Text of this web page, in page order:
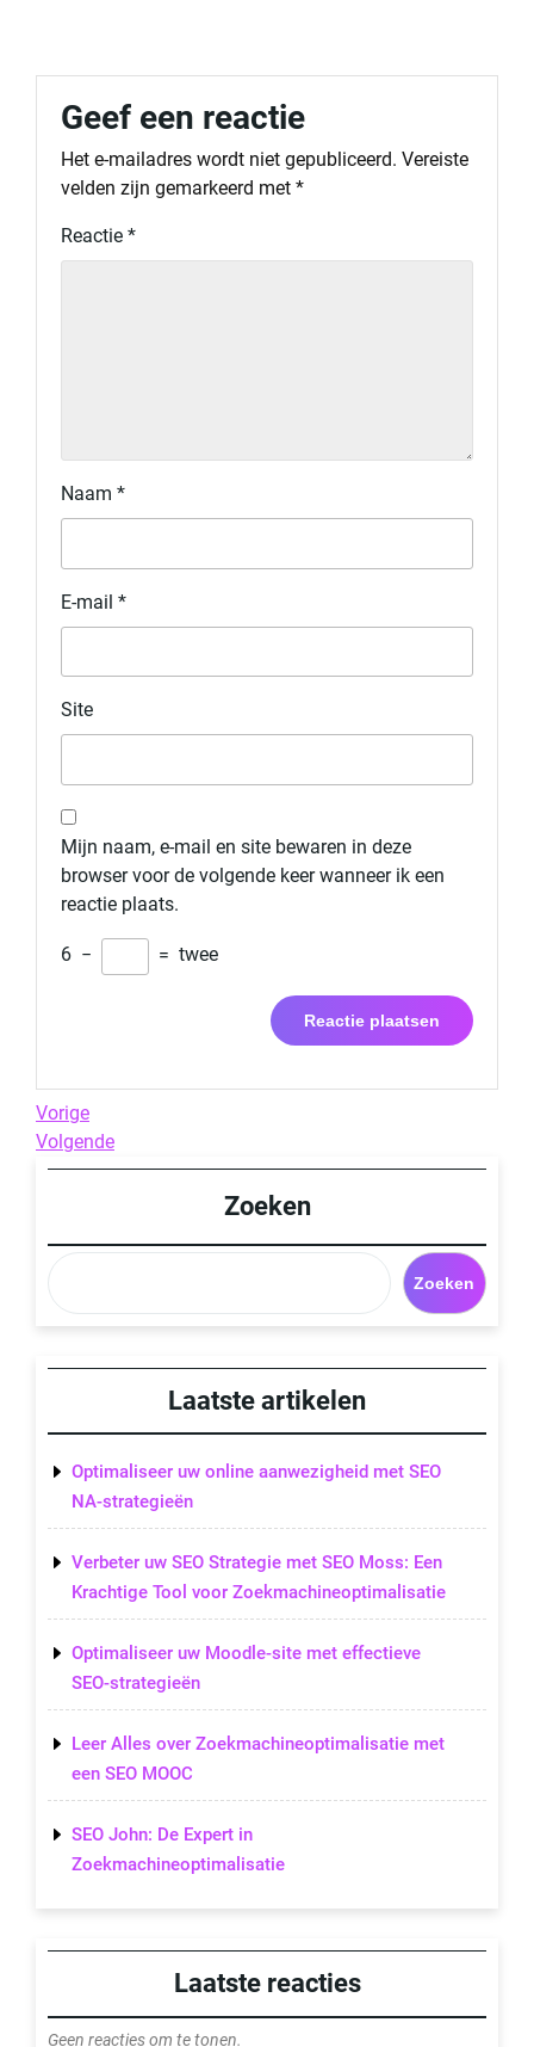
Geef een reactie
Het e-mailadres wordt niet gepubliceerd. Vereiste
velden zijn gemarkeerd met *
Reactie *
Naam *
E-mail *
Site
Mijn naam, e-mail en site bewaren in deze
browser voor de volgende keer wanneer ik een
reactie plaats.
6 − = twee
Berichtnavigatie
Previous
Post
Vorige
Next
Post
Volgende
Zoeken
Zoeken
Laatste artikelen
Optimaliseer uw online aanwezigheid met SEO
NA-strategieën
Verbeter uw SEO Strategie met SEO Moss: Een
Krachtige Tool voor Zoekmachineoptimalisatie
Optimaliseer uw Moodle-site met effectieve
SEO-strategieën
Leer Alles over Zoekmachineoptimalisatie met
een SEO MOOC
SEO John: De Expert in
Zoekmachineoptimalisatie
Laatste reacties
Geen reacties om te tonen.